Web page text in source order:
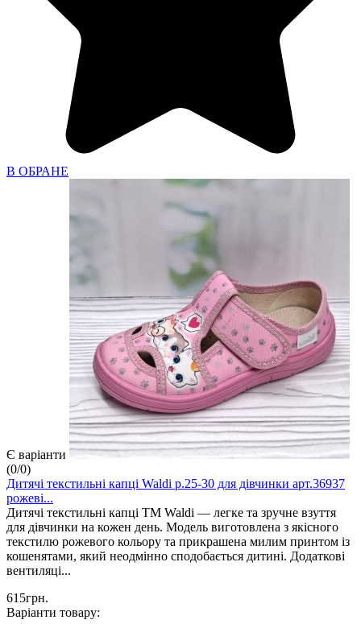
В ОБРАНЕ
Є варіанти
(0/0)
Дитячі текстильні капці Waldi р.25-30 для дівчинки арт.36937
рожеві...
Дитячі текстильні капці ТМ Waldi — легке та зручне взуття
для дівчинки на кожен день. Модель виготовлена з якісного
текстилю рожевого кольору та прикрашена милим принтом із
кошенятами, який неодмінно сподобається дитині. Додаткові
вентиляці...
615грн.
Варіанти товару: